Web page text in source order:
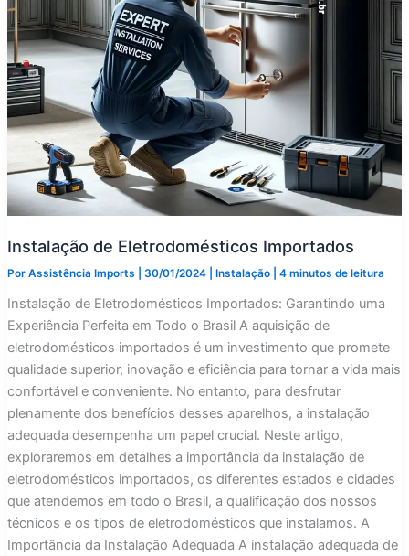
Instalação de Eletrodomésticos Importados
Por Assistência Imports 30/01/2024 Instalação| 4 minutos de leitura
Instalação de Eletrodomésticos Importados: Garantindo uma
Experiência Perfeita em Todo o Brasil A aquisição de
eletrodomésticos importados é um investimento que promete
qualidade superior, inovação e eficiência para tornar a vida mais
confortável e conveniente. No entanto, para desfrutar
plenamente dos benefícios desses aparelhos, a instalação
adequada desempenha um papel crucial. Neste artigo,
exploraremos em detalhes a importância da instalação de
eletrodomésticos importados, os diferentes estados e cidades
que atendemos em todo o Brasil, a qualificação dos nossos
técnicos e os tipos de eletrodomésticos que instalamos. A
Importância da Instalação Adequada A instalação adequada de